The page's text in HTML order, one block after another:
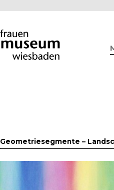
Geometriesegmente –